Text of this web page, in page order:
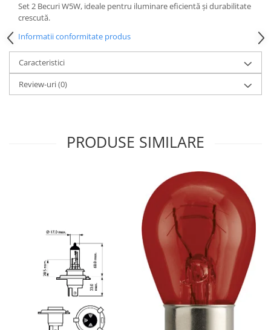
Set 2 Becuri W5W, ideale pentru iluminare eficientă și durabilitate
crescută.
Informatii conformitate produs
Caracteristici
Review-uri(0)
PRODUSE SIMILARE